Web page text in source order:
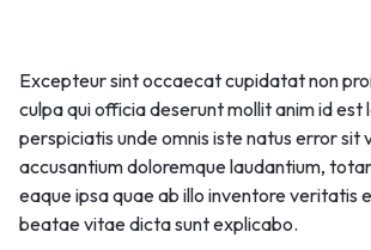
Excepteur sint occaecat cupidatat non
culpa qui officia deserunt mollit anim id est
perspiciatis unde omnis iste natus error sit
accusantium doloremque laudantium,
eaque ipsa quae ab illo inventore veritatis
beatae vitae dicta sunt explicabo.